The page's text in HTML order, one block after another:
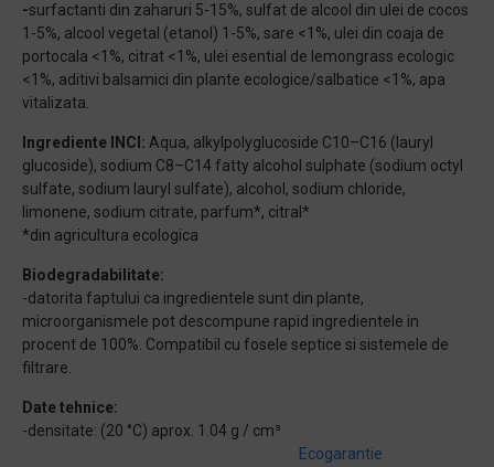
-surfactanti din zaharuri 5-15%, sulfat de alcool din ulei de cocos
1-5%, alcool vegetal (etanol) 1-5%, sare <1%, ulei din coaja de
portocala <1%, citrat <1%, ulei esential de lemongrass ecologic
<1%, aditivi balsamici din plante ecologice/salbatice <1%, apa
vitalizata.
Ingrediente INCI: Aqua, alkylpolyglucoside C10–C16 (lauryl
glucoside), sodium C8–C14 fatty alcohol sulphate (sodium octyl
sulfate, sodium lauryl sulfate), alcohol, sodium chloride,
limonene, sodium citrate, parfum*, citral*
*din agricultura ecologica
Biodegradabilitate:
-datorita faptului ca ingredientele sunt din plante,
microorganismele pot descompune rapid ingredientele in
procent de 100%. Compatibil cu fosele septice si sistemele de
filtrare.
Date tehnice:
-densitate: (20 °C) aprox. 1.04 g / cm³
Ecogarantie